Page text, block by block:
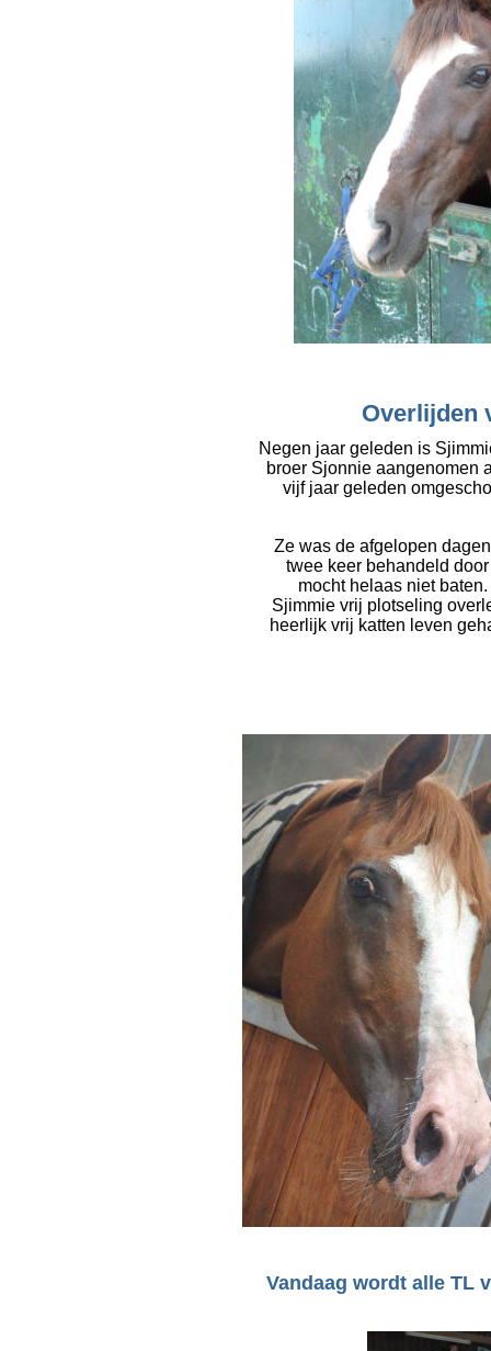
Vandaag wordt alle TL
Overlijden
Negen jaar geleden is
broer Sjonnie aangenomen
vijf jaar geleden
Ze was de afgelopen
twee keer behandeld
mocht helaas niet
Sjimmie vrij plotseling
heerlijk vrij katten leven